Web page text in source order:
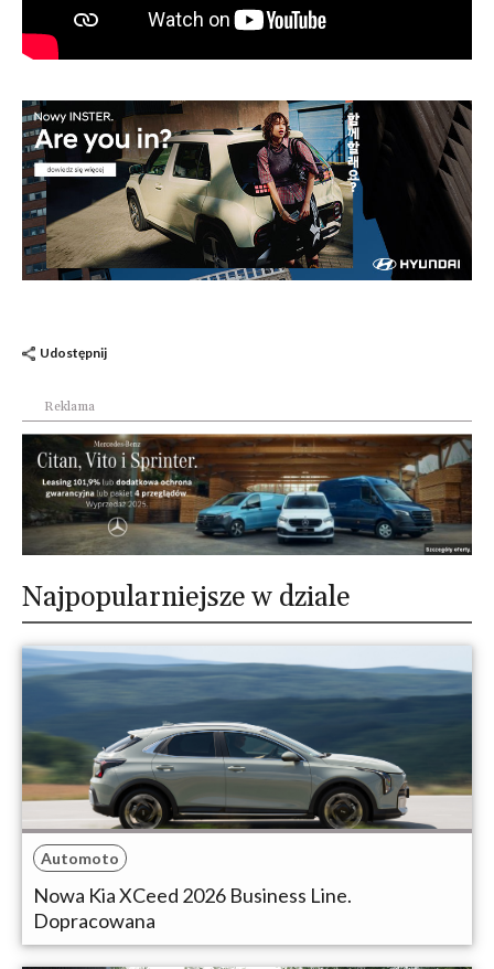
Udostępnij
Reklama
Najpopularniejsze w dziale
Automoto
Nowa Kia XCeed 2026 Business Line.
Dopracowana